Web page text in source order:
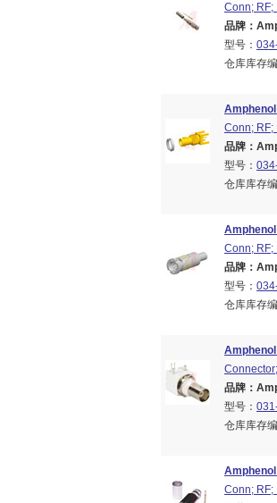
Conn; RF;
品牌：
型号：
仓库库存编
Conn; RF;
品牌：
型号：
仓库库存编
Conn; RF;
品牌：
型号：
仓库库存编
品牌：
型号：
仓库库存编
Conn; RF;